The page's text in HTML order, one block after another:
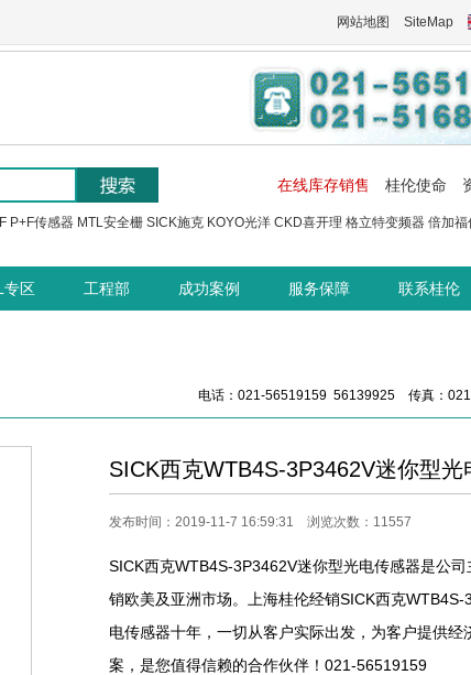
网站地图 SiteMap
在线库存销售 桂伦使命
P+F传感器 MTL安全栅 SICK施克 KOYO光洋 CKD喜开理 格立特变频器 倍加福
专区 工程部 成功案例 服务保障 联系桂伦
电话：021-56519159 56139925 传真：
SICK西克WTB4S-3P3462V迷你型光
发布时间：2019-11-7 16:59:31 浏览次数：11557
SICK西克WTB4S-3P3462V迷你型光电传感器是公
销欧美及亚洲市场。上海桂伦经销SICK西克WTB4S-
电传感器十年，一切从客户实际出发，为客户提供经
案，是您值得信赖的合作伙伴！021-56519159